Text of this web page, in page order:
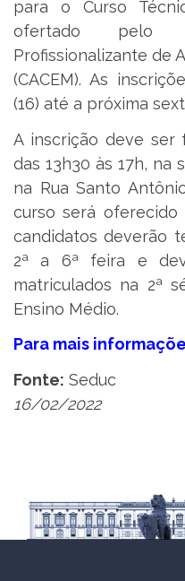
para o Curso
ofertado pelo
Profissionalizante de
(CACEM). As
(16) até a próxima
A inscrição deve ser
das 13h30 às 17h, na
na Rua Santo
curso será
candidatos deverão
2ª a 6ª feira e
matriculados na 2ª
Ensino Médio.
Para mais
Fonte: Seduc
16/02/2022